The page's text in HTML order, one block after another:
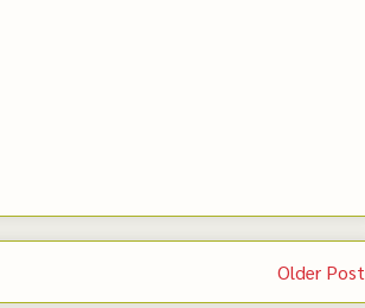
Older Post